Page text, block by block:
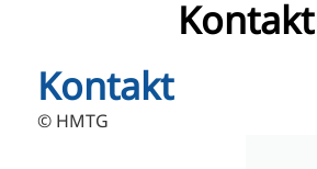
Kontakt
Kontakt
© HMTG